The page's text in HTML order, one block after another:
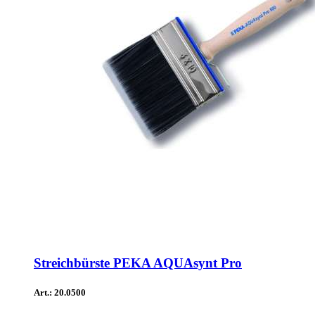
Streichbürste PEKA AQUAsynt Pro
Art.: 20.0500